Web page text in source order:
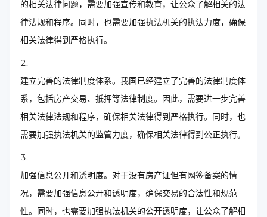
的相关法律问题，需要加强宣传和教育，让公众了解相关的法
律法规和程序。同时，也需要加强执法机关的执法力度，确保
相关法律得到严格执行。
建立完善的法律制度体系。我国已经建立了完善的法律制度体
系，包括房产交易、抵押等法律制度。因此，需要进一步完善
相关法律法规和程序，确保相关法律得到严格执行。同时，也
需要加强执法机关的监管力度，确保相关法律得到公正执行。
加强信息公开和透明度。对于没有房产证但有网签备案的情
况，需要加强信息公开和透明度，确保交易的合法性和规范
性。同时，也需要加强执法机关的公开透明度，让公众了解相